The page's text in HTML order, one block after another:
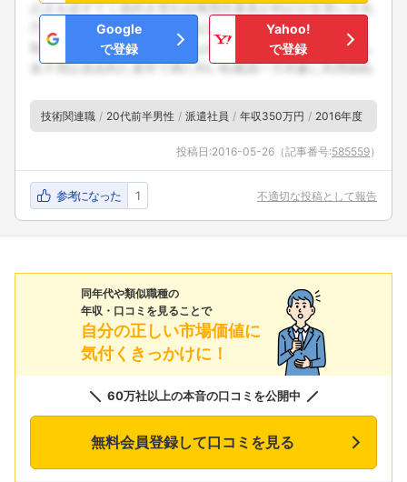
Google
で登録
Yahoo!
で登録
技術関連職 20代前半男性 派遣社員 年収350万円 2016年度
投稿日:2016-05-26 （記事番号:585559）
参考になった 1 不適切な投稿として報告
同年代や類似職種の
年収・口コミを見ることで
自分の正しい市場価値に
気付くきっかけに！
60万社以上の本音の口コミを公開中
無料会員登録して口コミを見る